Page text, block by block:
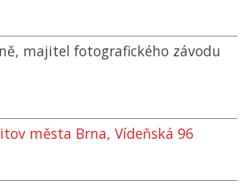
majitel fotografického závodu
města Brna, Vídeňská 96